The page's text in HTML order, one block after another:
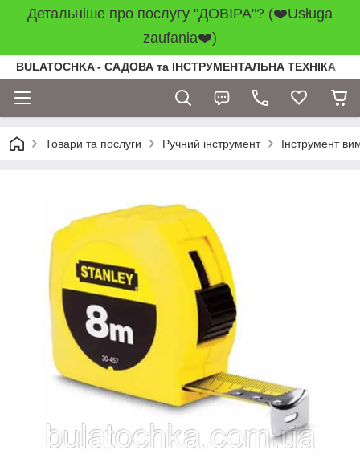
Детальніше про послугу "ДОВІРА"? (❤️Usługa
zaufania❤️)
BULATOCHKA - САДОВА та ІНСТРУМЕНТАЛЬНА ТЕХНІКА
Товари та послуги Ручний інструмент Інструмент